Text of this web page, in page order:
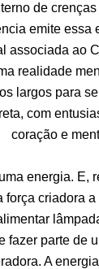
de
emite essa
associada ao
realidade
largos para
com
coração e
energia. E,
criadora
parte de
A